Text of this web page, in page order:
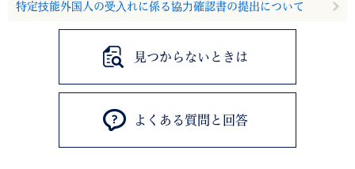
特定技能外国人の受入れに係る協力確認書の提出について
見つからないときは
よくある質問と回答